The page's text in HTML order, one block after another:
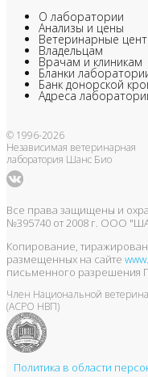
О лаборатории
Анализы и цены
Ветеринарные
Владельцам
Врачам и клиникам
Бланки
Банк донорской
Адреса
© 1996-2026
Независимая ветеринарная
лаборатория Шанс Био
Все права защищены и
№395740 от 2008 г. ООО
Копирование,
размещенных на сайте
письменного разрешения
Член Национальной
(АСРО НВП)
Политика в области